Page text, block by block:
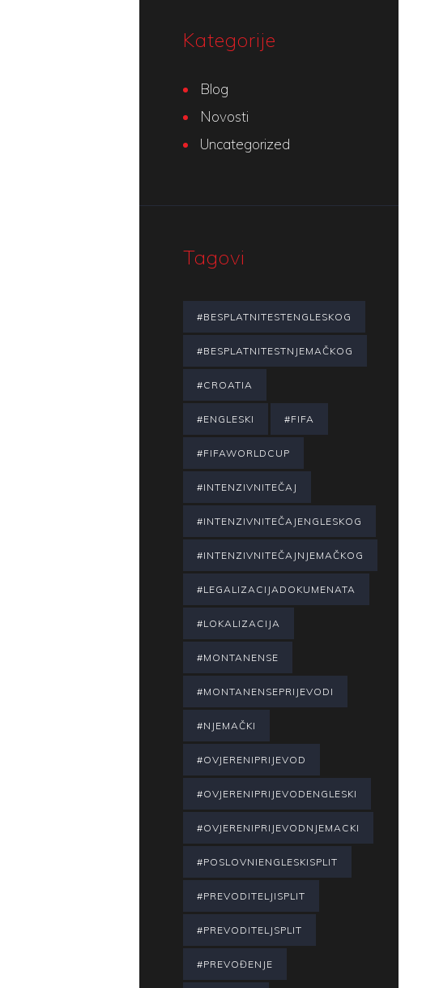
Kategorije
Blog
Novosti
Uncategorized
Tagovi
#BESPLATNITESTENGLESKOG
#BESPLATNITESTNJEMAČKOG
#CROATIA
#ENGLESKI #FIFA
#FIFAWORLDCUP
#INTENZIVNITEČAJ
#INTENZIVNITEČAJENGLESKOG
#INTENZIVNITEČAJNJEMAČKOG
#LEGALIZACIJADOKUMENATA
#LOKALIZACIJA
#MONTANENSE
#MONTANENSEPRIJEVODI
#NJEMAČKI
#OVJERENIPRIJEVOD
#OVJERENIPRIJEVODENGLESKI
#OVJERENIPRIJEVODNJEMACKI
#POSLOVNIENGLESKISPLIT
#PREVODITELJISPLIT
#PREVODITELJSPLIT
#PREVOĐENJE